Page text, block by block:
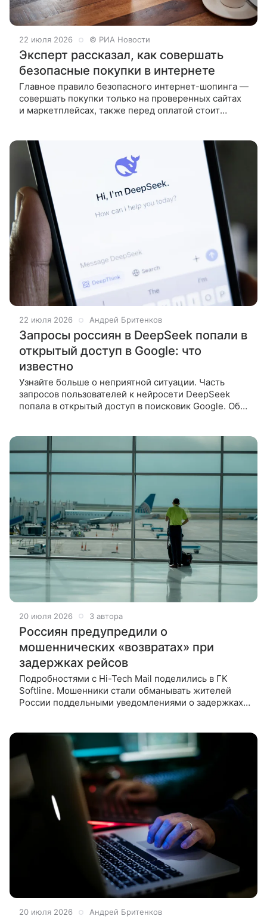
22 июля 2026 © РИА Новости
Эксперт рассказал, как совершать
безопасные покупки в интернете
Главное правило безопасного интернет-шопинга —
совершать покупки только на проверенных сайтах
и маркетплейсах, также перед оплатой стоит
22 июля 2026 Андрей Бритенков
Запросы россиян в DeepSeek попали в
открытый доступ в Google: что
известно
Узнайте больше о неприятной ситуации. Часть
запросов пользователей к нейросети DeepSeek
попала в открытый доступ в поисковик Google. Об
20 июля 2026 3 автора
Россиян предупредили о
мошеннических «возвратах» при
задержках рейсов
Подробностями с Hi-Tech Mail поделились в ГК
Softline. Мошенники стали обманывать жителей
России поддельными уведомлениями о задержках
20 июля 2026 Андрей Бритенков